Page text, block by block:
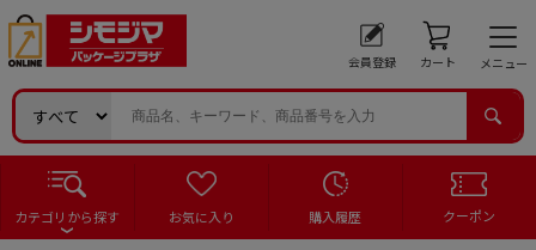
会員登録 カート メニュー
カテゴリから探す お気に入り 購入履歴 クーポン